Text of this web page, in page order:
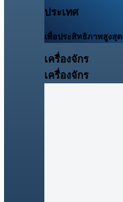
ประเทศ
เพื่อประสิทธิภาพสูงสุ
เครื่องจักร
เครื่องจักร